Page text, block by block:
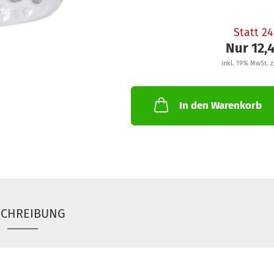
Statt
Nur
inkl. 19% MwSt.
In den Warenkorb